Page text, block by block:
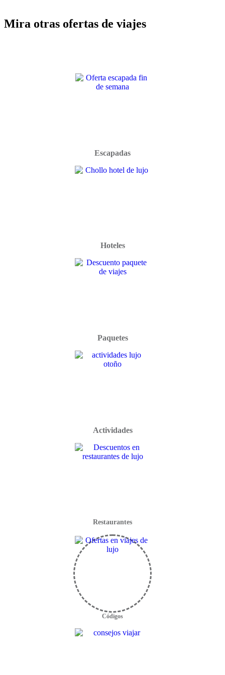
Mira otras ofertas de viajes
Escapadas
Hoteles
Paquetes
Actividades
Restaurantes
Códigos